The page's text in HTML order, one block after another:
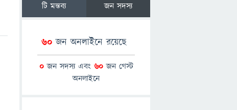
টি মন্তব্য জন সদস্য
60 জন অনলাইনে রয়েছে
0জন সদস্য এবং 60জন গেস্ট
অনলাইনে